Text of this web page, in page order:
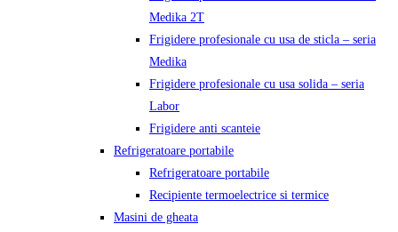
Medika 2T
Frigidere profesionale cu usa de sticla – seria
Medika
Frigidere profesionale cu usa solida – seria
Labor
Frigidere anti scanteie
Refrigeratoare portabile
Refrigeratoare portabile
Recipiente termoelectrice si termice
Masini de gheata